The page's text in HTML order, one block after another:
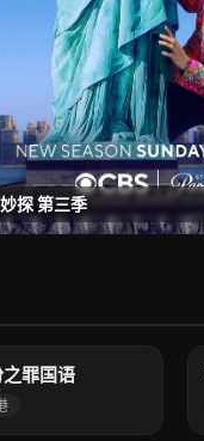
探 第三季
罪国语